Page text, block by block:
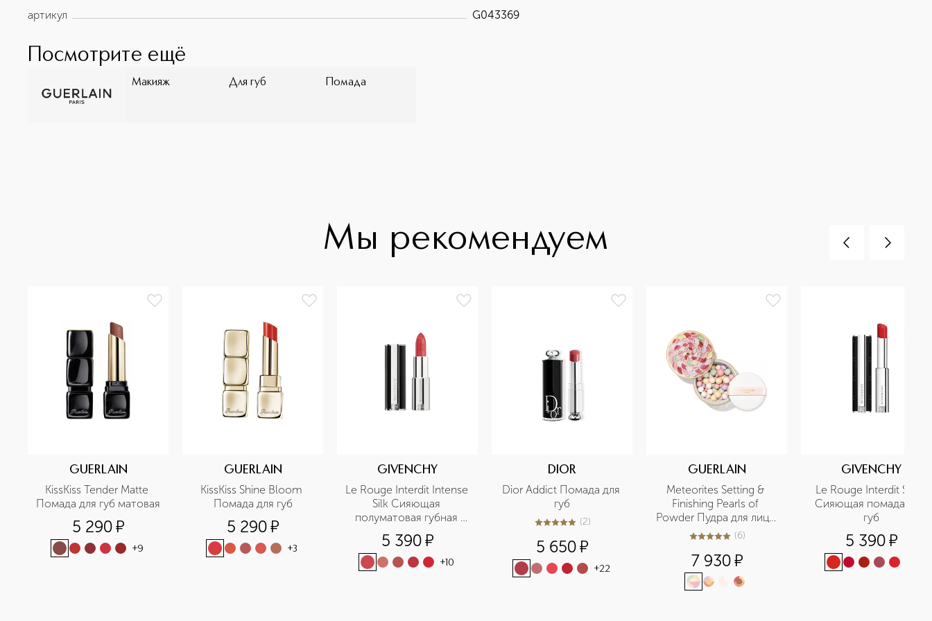
артикул G043369
Посмотрите ещё
Макияж Для губ Помада
Мы рекомендуем
GUERLAIN
KissKiss Tender Matte
Помада для губ матовая
5 290¤
+9
GUERLAIN
KissKiss Shine Bloom
Помада для губ
5 290¤
+3
GIVENCHY
Le Rouge Interdit Intense
Silk Сияющая
полуматовая губная
помада
5 390¤
+10
DIOR
Dior Addict Помада для
губ
5из 52 (2)
5 650¤
+22
GUERLAIN
Meteorites Setting &
Finishing Pearls of
Powder Пудра для лица
в шариках
5из 56 (6)
7 930¤
GIVENCHY
Le Rouge Interdit Satin
Сияющая помада для
губ
5 390¤